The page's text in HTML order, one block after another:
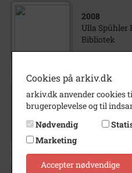
2008
Ulla Spühler
Bibliotek
1993
Vinderne i
25-års
Cookies på arkiv.dk
arkiv.dk anvender cookies
brugeroplevelse og til
Nødvendig
Marketing
Accepter nødvendige